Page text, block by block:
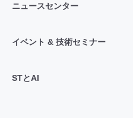
ニュースセンター
イベント & 技術セミナー
STとAI